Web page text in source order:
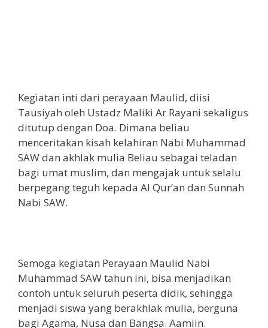
Kegiatan inti dari perayaan Maulid, diisi
Tausiyah oleh Ustadz Maliki Ar Rayani sekaligus
ditutup dengan Doa. Dimana beliau
menceritakan kisah kelahiran Nabi Muhammad
SAW dan akhlak mulia Beliau sebagai teladan
bagi umat muslim, dan mengajak untuk selalu
berpegang teguh kepada Al Qur’an dan Sunnah
Nabi SAW.
Semoga kegiatan Perayaan Maulid Nabi
Muhammad SAW tahun ini, bisa menjadikan
contoh untuk seluruh peserta didik, sehingga
menjadi siswa yang berakhlak mulia, berguna
bagi Agama, Nusa dan Bangsa. Aamiin.